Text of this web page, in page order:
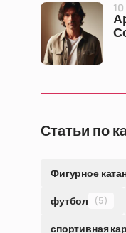
Статьи по
Фигурное
футбол (5)
спортивная